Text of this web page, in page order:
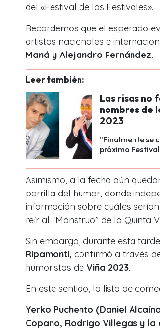
del «Festival de los Festivales».
Recordemos que el esperado
artistas nacionales e
Maná y Alejandro Fernández.
Leer también:
Las risas no
nombres de
2023
"Finalmente se
próximo
Asimismo, a la fecha aún
parrilla del humor, donde
información sobre cuáles
reír al “Monstruo” de la Quinta
Sin embargo, durante esta
Ripamonti, confirmó a través
humoristas de Viña 2023.
En este sentido, la lista de
Yerko Puchento (Daniel
Copano, Rodrigo Villegas y